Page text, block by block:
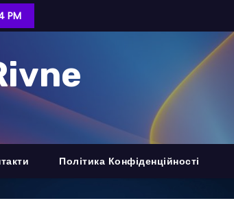
PM
Політика Конфіденційності